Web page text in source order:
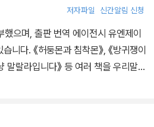
저자파일 신간알림 신청
으며, 출판 번역 에이전시 유엔제이
니다. 《허둥몬과 침착몬》, 《방귀쟁이
말랄라입니다》 등 여러 책을 우리말로